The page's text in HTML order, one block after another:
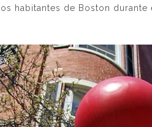
habitantes de Boston